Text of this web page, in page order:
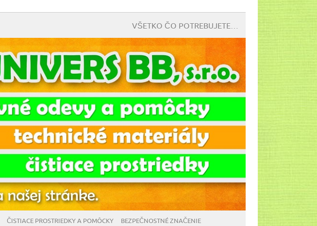
VŠETKO ČO POTREBUJETE…
ČISTIACE PROSTRIEDKY A POMÔCKY BEZPEČNOSTNÉ ZNAČENIE